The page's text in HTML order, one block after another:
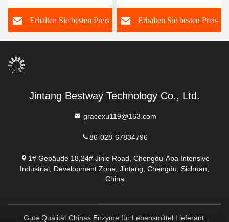
empfohlene Dosierung 1-
3 kg/T PH-Bereich 5,5-9.5
Erhalten Sie besten Preis
Tiefenreinigung
Erhalten Sie besten Preis
Jintang Bestway Technology Co., Ltd.
gracexu119@163.com
86-028-67834796
1# Gebäude 18,24# Jinle Road, Chengdu-Aba Intensive
Industrial, Development Zone, Jintang, Chengdu, Sichuan,
China
Gute Qualität Chinas Enzyme für Lebensmittel Lieferant.